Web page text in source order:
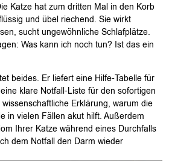
Katze hat zum dritten Mal in den Korb
und übel riechend. Sie wirkt
sucht ungewöhnliche Schlafplätze.
Was kann ich noch tun? Ist das ein
beides. Er liefert eine Hilfe-Tabelle für
klare Notfall-Liste für den sofortigen
Erklärung, warum die
in vielen Fällen akut hilft. Außerdem
Ihrer Katze während eines Durchfalls
dem Notfall den Darm wieder